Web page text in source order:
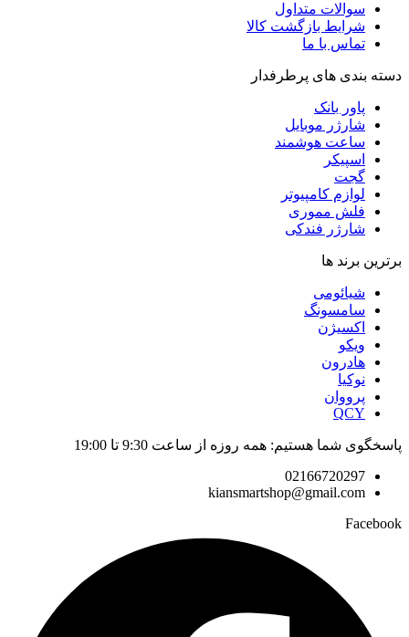
سوالات متداول
شرایط بازگشت کالا
تماس با ما
دسته بندی های پرطرفدار
پاور بانک
شارژر موبایل
ساعت هوشمند
اسپیکر
گجت
لوازم کامپیوتر
فلش مموری
شارژر فندکی
برترین برند ها
شیائومی
سامسونگ
اکسیژن
ویکو
هادرون
نوکیا
پرووان
QCY
پاسخگوی شما هستیم: همه روزه از ساعت 9:30 تا 19:00
02166720297
kiansmartshop@gmail.com
Facebook